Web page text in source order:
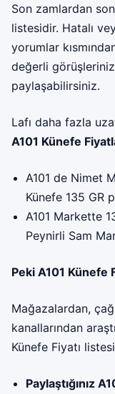
Son zamlardan
listesidir. Hatalı
yorumlar
değerli
paylaşabilirsiniz.
Lafı daha fazla
A101 Künefe
A101 de Nimet
Künefe 135 GR
A101 Markette
Peynirli Sam
Peki A101 Künefe
Mağazalardan,
kanallarından
Künefe Fiyatı
Paylaştığınız